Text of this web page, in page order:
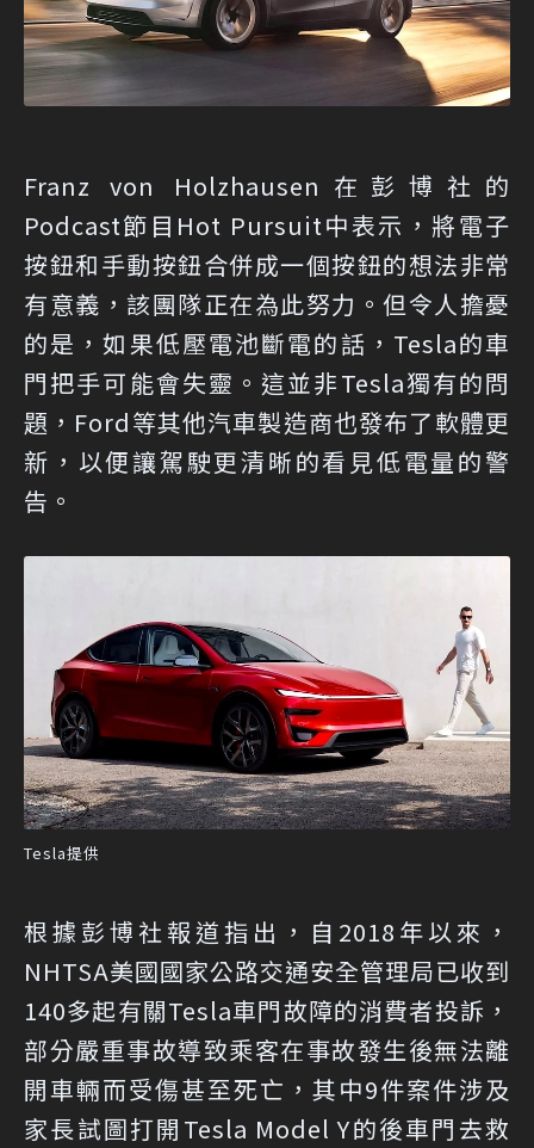
Franz von Holzhausen在彭博社的
Podcast節目Hot Pursuit中表示，將電子
按鈕和手動按鈕合併成一個按鈕的想法非常
有意義，該團隊正在為此努力。但令人擔憂
的是，如果低壓電池斷電的話，Tesla的車
門把手可能會失靈。這並非Tesla獨有的問
題，Ford等其他汽車製造商也發布了軟體更
新，以便讓駕駛更清晰的看見低電量的警
告。
Tesla提供
根據彭博社報道指出，自2018年以來，
NHTSA美國國家公路交通安全管理局已收到
140多起有關Tesla車門故障的消費者投訴，
部分嚴重事故導致乘客在事故發生後無法離
開車輛而受傷甚至死亡，其中9件案件涉及
家長試圖打開Tesla Model Y的後車門去救